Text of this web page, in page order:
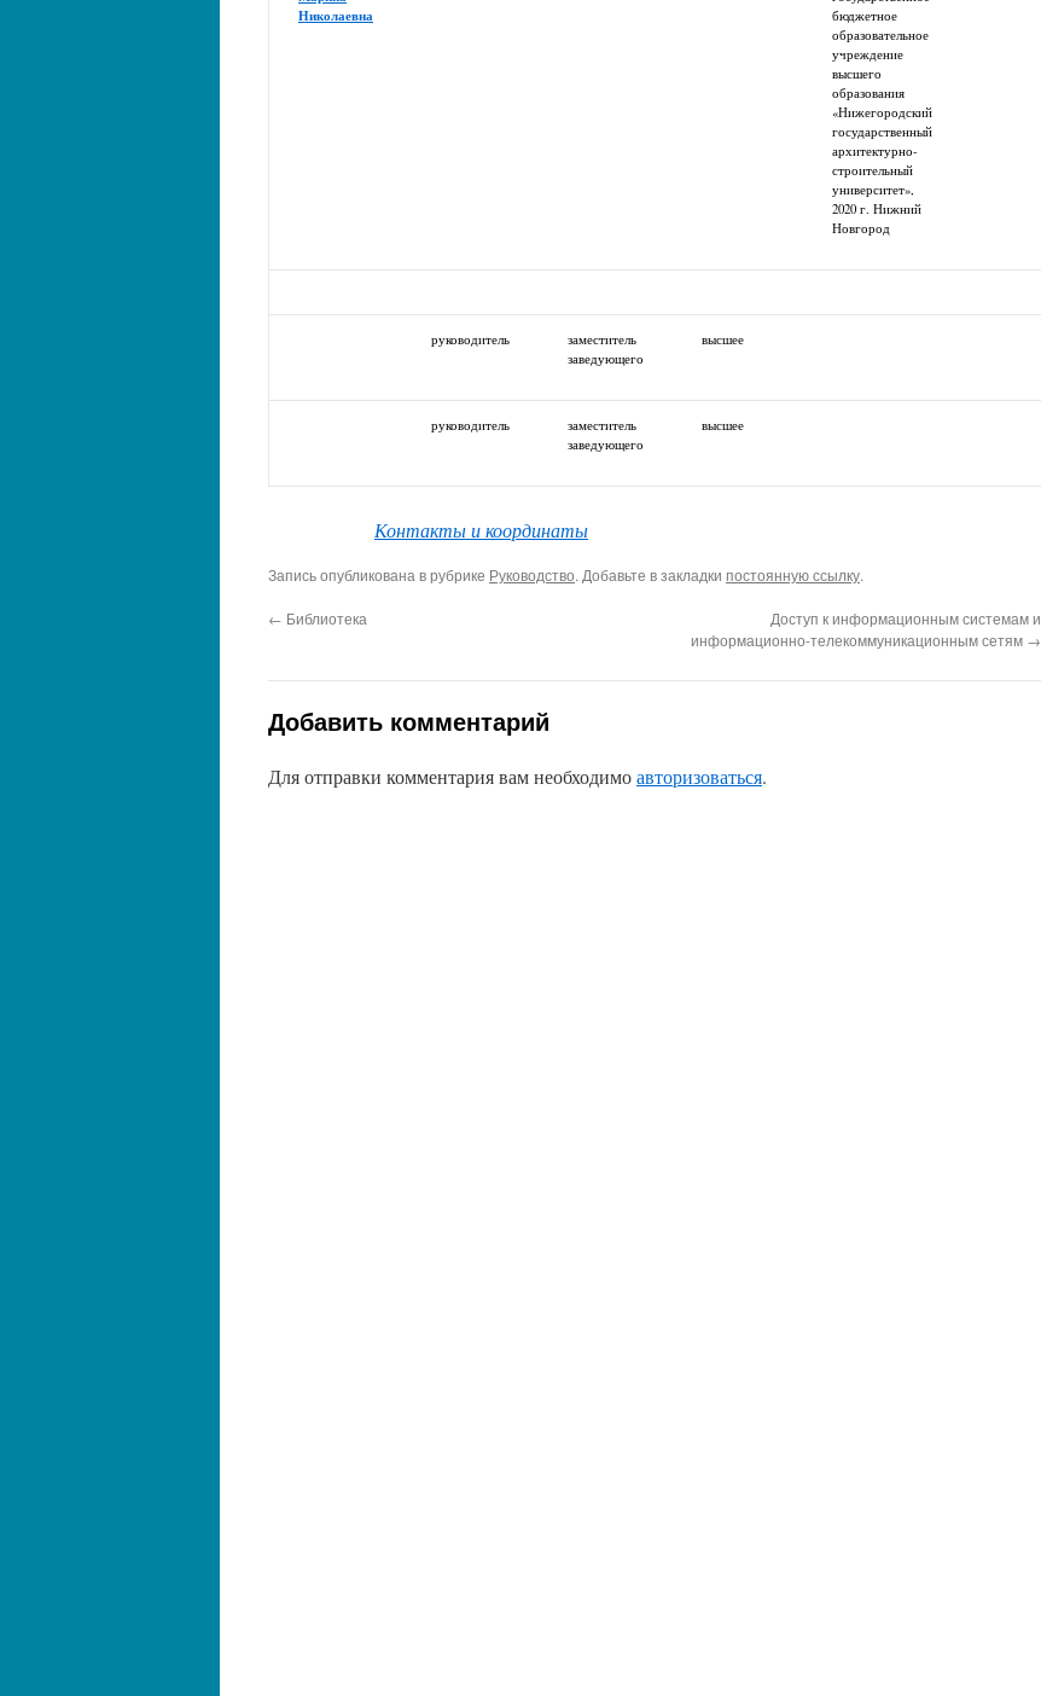
Николаевна
бюджетное
образовательное
учреждение
высшего
образования
«Нижегородский
государственный
архитектурно-
строительный
университет»,
2020 г. Нижний
Новгород
руководитель
заместитель
заведующего
высшее
руководитель
заместитель
заведующего
высшее
Контакты и координаты
Запись опубликована в рубрике Руководство. Добавьте в закладки постоянную ссылку.
← Библиотека
Доступ к информационным системам и
информационно-телекоммуникационным сетям →
Добавить комментарий
Для отправки комментария вам необходимоавторизоваться.